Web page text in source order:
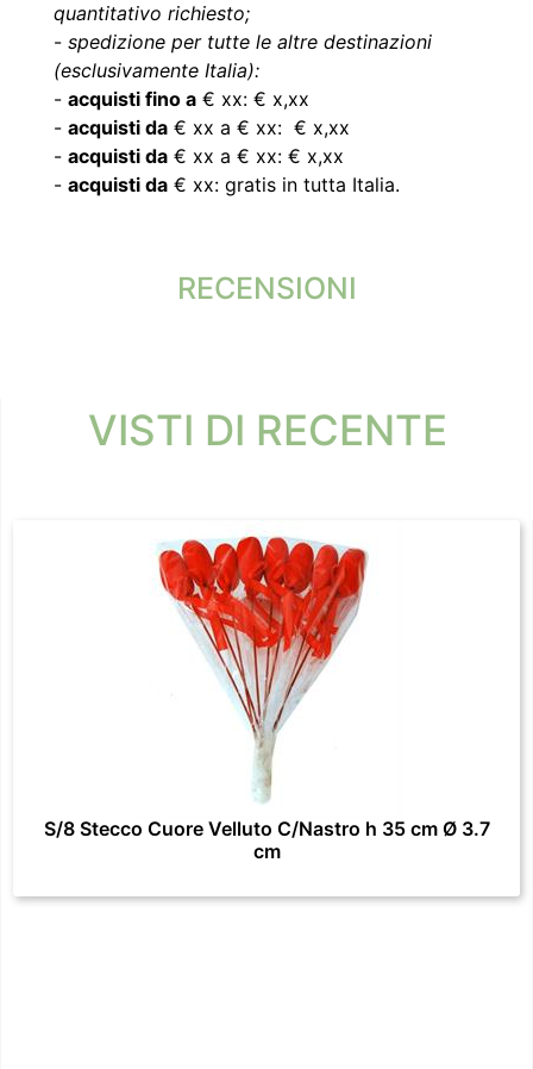
quantitativo richiesto;
- spedizione per tutte le altre destinazioni
(esclusivamente Italia):
- acquisti fino a € xx: € x,xx
- acquisti da € xx a € xx: € x,xx
- acquisti da € xx a € xx: € x,xx
- acquisti da € xx: gratis in tutta Italia.
RECENSIONI
VISTI DI RECENTE
S/8 Stecco Cuore Velluto C/Nastro h 35 cm Ø 3.7
cm